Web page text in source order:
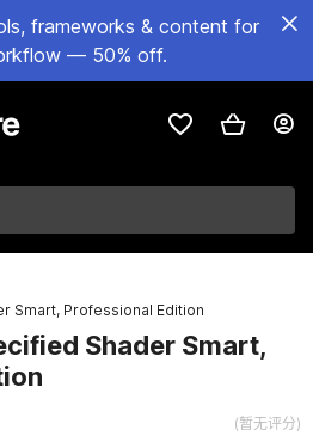
frameworks & content for
— 50% off.
Smart, Professional Edition
Shader Smart,
(暂无评分)